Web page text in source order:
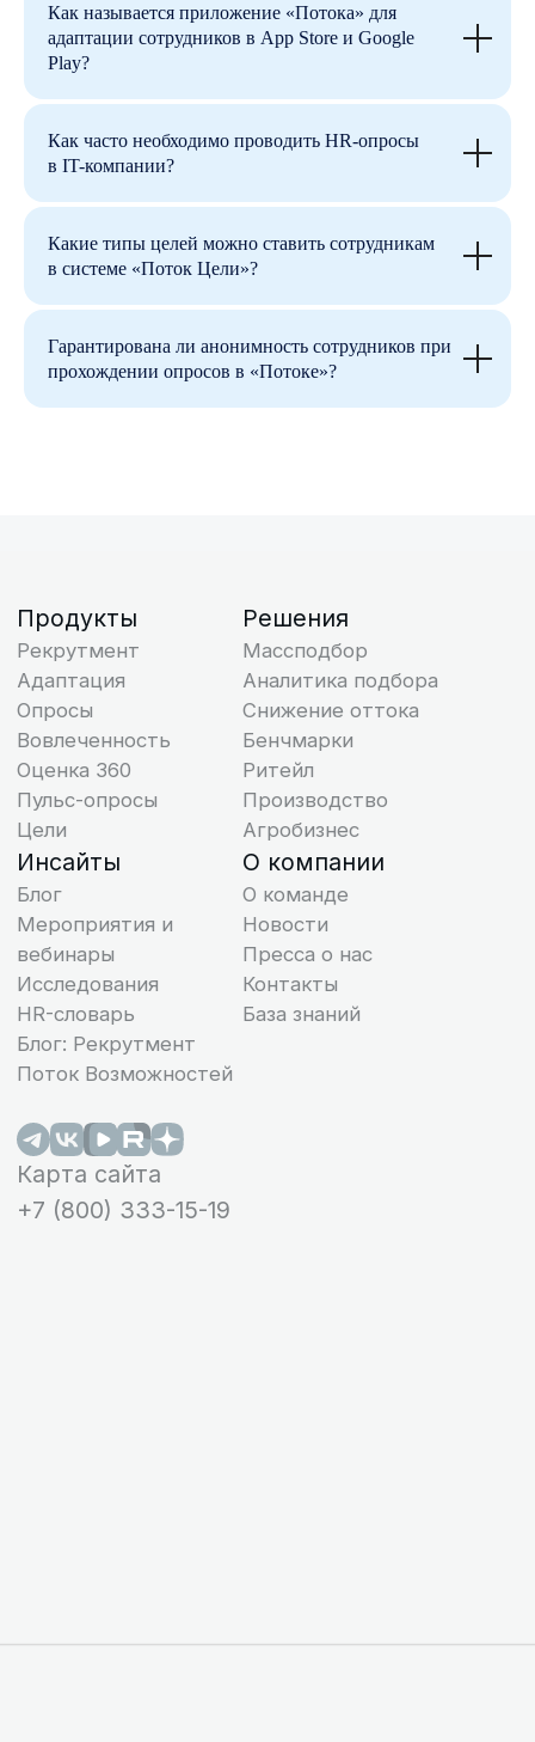
Как называется приложение «Потока» для
адаптации сотрудников в App Store и Google
Play?
Как часто необходимо проводить HR-опросы
в IT-компании?
Какие типы целей можно ставить сотрудникам
в системе «Поток Цели»?
Гарантирована ли анонимность сотрудников при
прохождении опросов в «Потоке»?